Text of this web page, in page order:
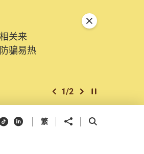
关来
骗易热
上一个
1/2 下一个开始/暂停幻灯
关闭特別通告
抖音领英 繁 分享到 开启搜寻框